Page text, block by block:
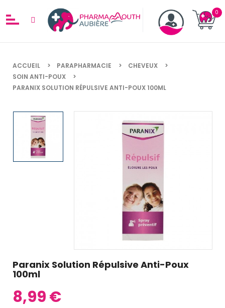
ACCUEIL PARAPHARMACIE
CHEVEUX
SOIN ANTI-POUX
PARANIX SOLUTION RÉPULSIVE ANTI-POUX 100ML
Paranix Solution Répulsive Anti-Poux
100ml
8,99 €